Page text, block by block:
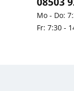
Mo - Do:
Fr: 7:30 -